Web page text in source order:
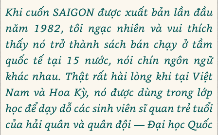
Khi cuốn SAIGON được xuất bản lần đầu
năm 1982, tôi ngạc nhiên và vui thích
thấy nó trở thành sách bán chạy ở tầm
quốc tế tại 15 nước, nói chín ngôn ngữ
khác nhau. Thật rất hài lòng khi tại Việt
Nam và Hoa Kỳ, nó được dùng trong lớp
học để dạy dỗ các sinh viên sĩ quan trẻ tuổi
của hải quân và quân đội — Đại học Quốc